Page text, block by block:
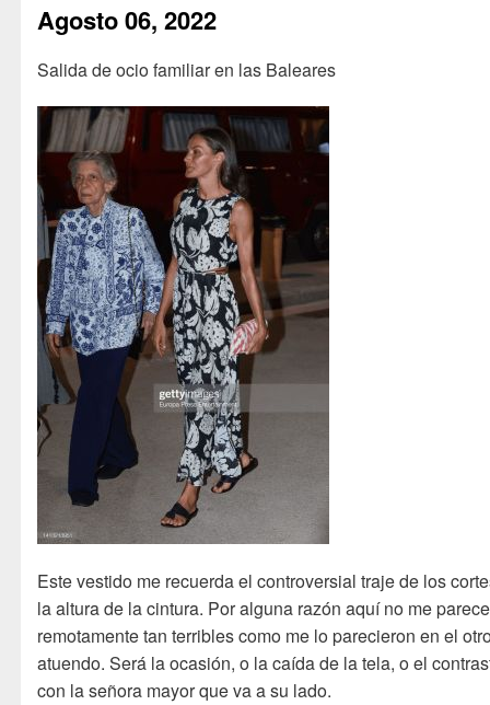
Agosto 06, 2022
Salida de ocio familiar en las Baleares
Este vestido me recuerda el controversial traje de los
la altura de la cintura. Por alguna razón aquí no me
remotamente tan terribles como me lo parecieron en el
atuendo. Será la ocasión, o la caída de la tela, o el
con la señora mayor que va a su lado.